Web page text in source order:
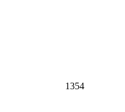
1354